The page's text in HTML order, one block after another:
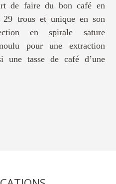
de faire du bon café en
trous et unique en son
en spirale sature
pour une extraction
une tasse de café d’une